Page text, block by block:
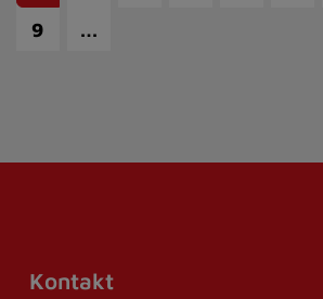
9
…
Kontakt